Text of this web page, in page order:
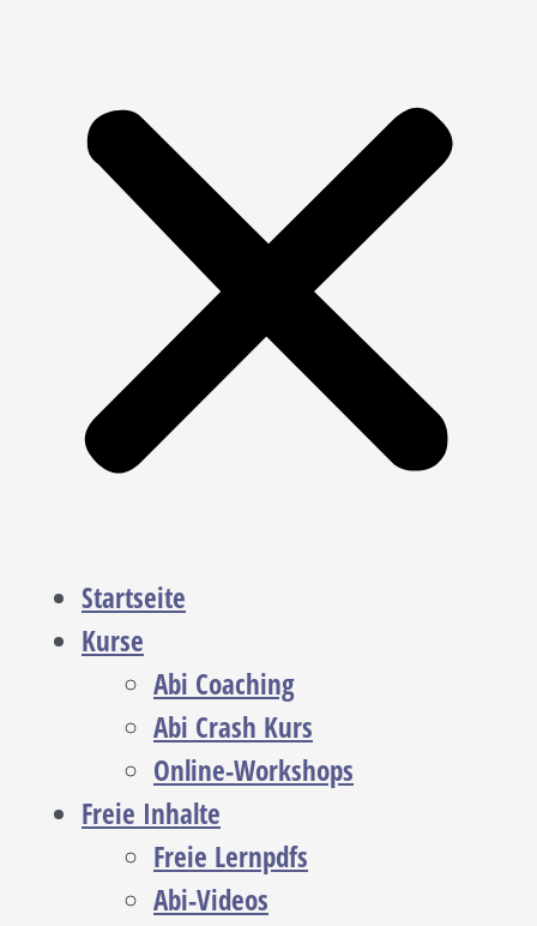
Startseite
Kurse
Abi Coaching
Abi Crash Kurs
Online-Workshops
Freie Inhalte
Freie Lernpdfs
Abi-Videos